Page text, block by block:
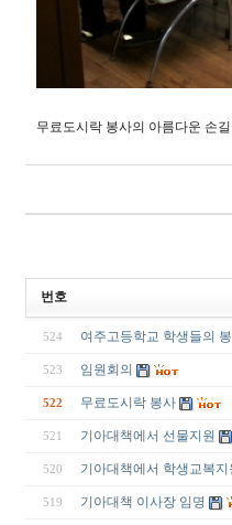
무료도시락 봉사의 아름다운 손
번호
524 여주고등학교 학생들의
523 임원회의
522 무료도시락 봉사
521 기아대책에서 선물지원
520 기아대책에서 학생교복지
519 기아대책 이사장 임명